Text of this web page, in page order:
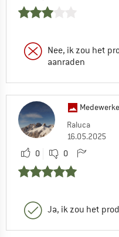
Nee, ik zou het
aanraden
Raluca
16.05.2025
0
0
Ja, ik zou het